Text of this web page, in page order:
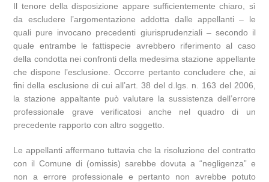
Il tenore della disposizione appare sufficientemente chiaro, sì
da escludere l’argomentazione addotta dalle appellanti – le
quali pure invocano precedenti giurisprudenziali – secondo il
quale entrambe le fattispecie avrebbero riferimento al caso
della condotta nei confronti della medesima stazione appellante
che dispone l’esclusione. Occorre pertanto concludere che, ai
fini della esclusione di cui all’art. 38 del d.lgs. n. 163 del 2006,
la stazione appaltante può valutare la sussistenza dell’errore
professionale grave verificatosi anche nel quadro di un
precedente rapporto con altro soggetto.
Le appellanti affermano tuttavia che la risoluzione del contratto
con il Comune di (omissis) sarebbe dovuta a “negligenza” e
non a errore professionale e pertanto non avrebbe potuto